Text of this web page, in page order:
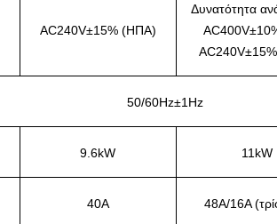
AC240V±15% (ΗΠΑ)
Δυνατότητα
50/60Hz±1Hz
9.6kW 11kW
40Α 48A/16A